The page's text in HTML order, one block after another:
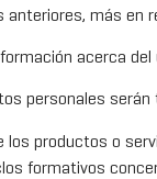
más en
acerca
personales
productos o
formativos